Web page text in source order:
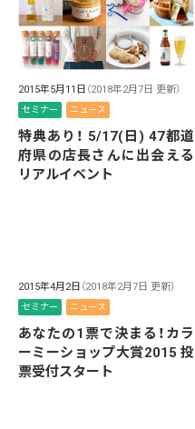
2015年5月11日 （2018年2月7日 更新）
セミナー ニュース
特典あり！ 5/17(日) 47都道
府県の店長さんに出会える
リアルイベント
2015年4月2日 （2018年2月7日 更新）
セミナー ニュース
あなたの1票で決まる！カラ
ーミーショップ大賞2015 投
票受付スタート